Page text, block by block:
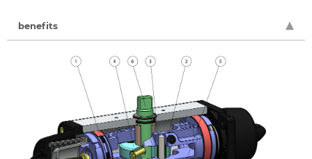
benefits